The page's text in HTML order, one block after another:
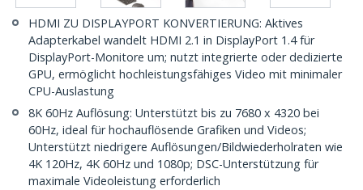
HDMI ZU DISPLAYPORT KONVERTIERUNG: Aktives
Adapterkabel wandelt HDMI 2.1 in DisplayPort 1.4 für
DisplayPort-Monitore um; nutzt integrierte oder dedizierte
GPU, ermöglicht hochleistungsfähiges Video mit minimaler
CPU-Auslastung
8K 60Hz Auflösung: Unterstützt bis zu 7680 x 4320 bei
60Hz, ideal für hochauflösende Grafiken und Videos;
Unterstützt niedrigere Auflösungen/Bildwiederholraten wie
4K 120Hz, 4K 60Hz und 1080p; DSC-Unterstützung für
maximale Videoleistung erforderlich